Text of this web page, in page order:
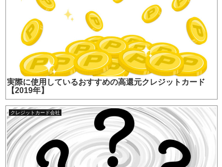
実際に使用しているおすすめの高還元クレジットカード
【2019年】
クレジットカード会社